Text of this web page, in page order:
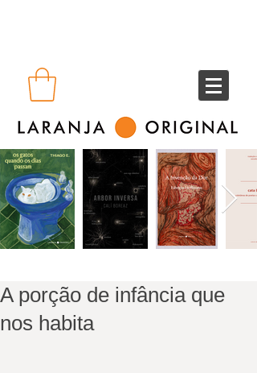
A porção de infância que
nos habita